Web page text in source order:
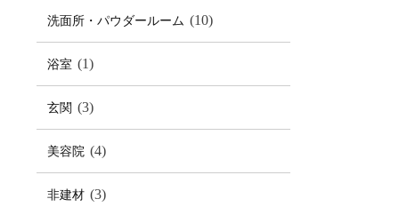
洗面所・パウダールーム (10)
浴室 (1)
玄関 (3)
美容院 (4)
非建材 (3)